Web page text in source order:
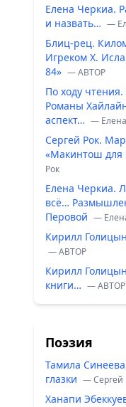
Елена Черкиа.
и назвать… —
Блиц-рец.
Игреком Х.
84» — ABTOP
По ходу
Романы
аспект… —
Сергей Рок.
«Макинтош для
Рок
Елена Черкиа.
всё…
Перовой —
Кирилл
— ABTOP
Кирилл
книги… — ABTOP
Поэзия
Тамила
глазки — Сергей
Ханапи